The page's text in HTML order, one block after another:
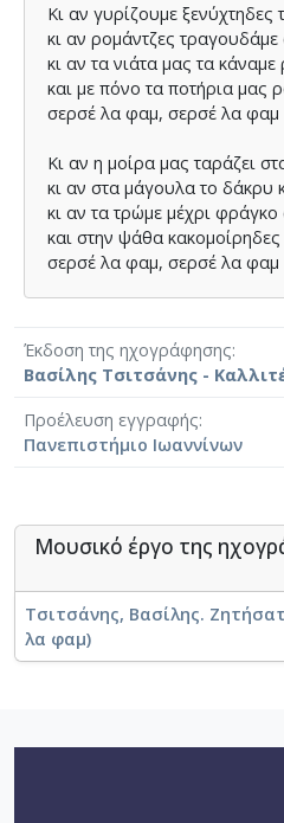
Κι αν γυρίζουµε ξενύχτηδες
κι αν ροµάντζες τραγουδάµε
κι αν τα νιάτα µας τα κάναµε
και µε πόνο τα ποτήρια µας
σερσέ λα φαµ, σερσέ λα φαµ
Κι αν η µοίρα µας ταράζει
κι αν στα µάγουλα το δάκρυ
κι αν τα τρώµε µέχρι
και στην ψάθα
σερσέ λα φαµ, σερσέ λα φαµ
Έκδοση της ηχογράφησης
Βασίλης Τσιτσάνης -
Προέλευση εγγραφής
Πανεπιστήμιο Ιωαννίνων
Μουσικό έργο της
Τσιτσάνης, Βασίλης.
λα φαμ)